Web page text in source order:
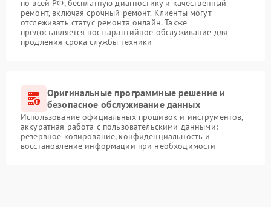
по всей РФ, бесплатную диагностику и качественный
ремонт, включая срочный ремонт. Клиенты могут
отслеживать статус ремонта онлайн. Также
предоставляется постгарантийное обслуживание для
продления срока службы техники
Оригинальные программные решение и
безопасное обслуживание данных
Использование официальных прошивок и инструментов,
аккуратная работа с пользовательскими данными:
резервное копирование, конфиденциальность и
восстановление информации при необходимости